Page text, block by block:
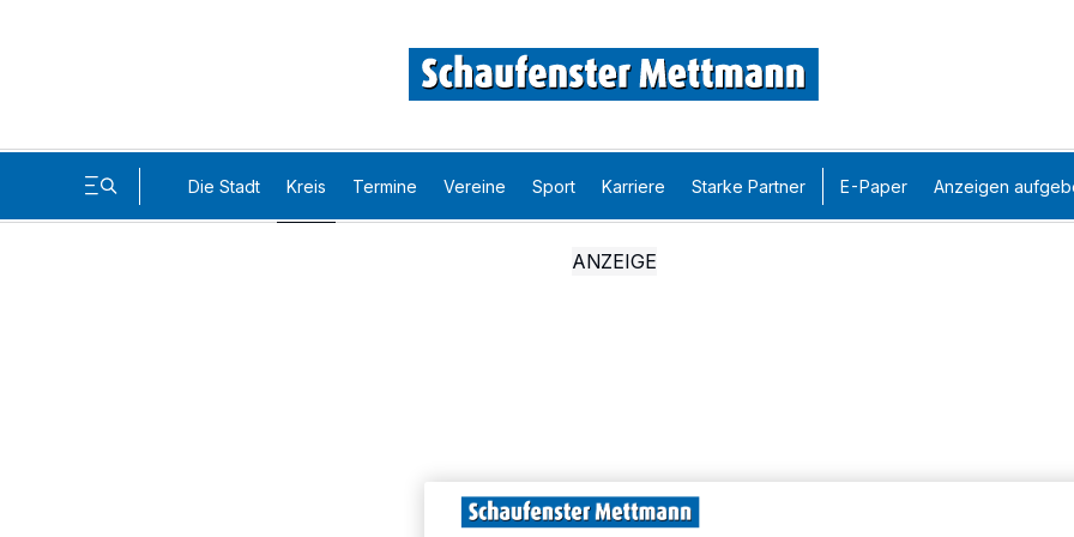
Die Stadt Kreis Termine Vereine Sport Karriere Starke Partner E-Paper Anzeigen